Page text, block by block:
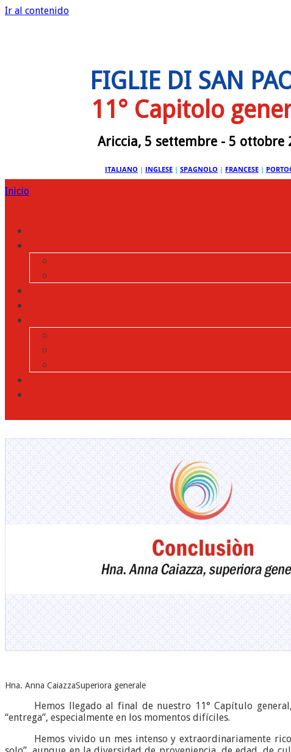
Ir al contenido
FIGLIE DI SAN
11° Capitolo
Ariccia, 5 settembre - 5 ottobre
ITALIANO | INGLESE | SPAGNOLO | FRANCESE |
Inicio
Hna. Anna CaiazzaSuperiora generale
Hemos llegado al final de nuestro 11° Capítulo
“entrega”, especialmente en los momentos difíciles.
Hemos vivido un mes intenso y extraordinariamente